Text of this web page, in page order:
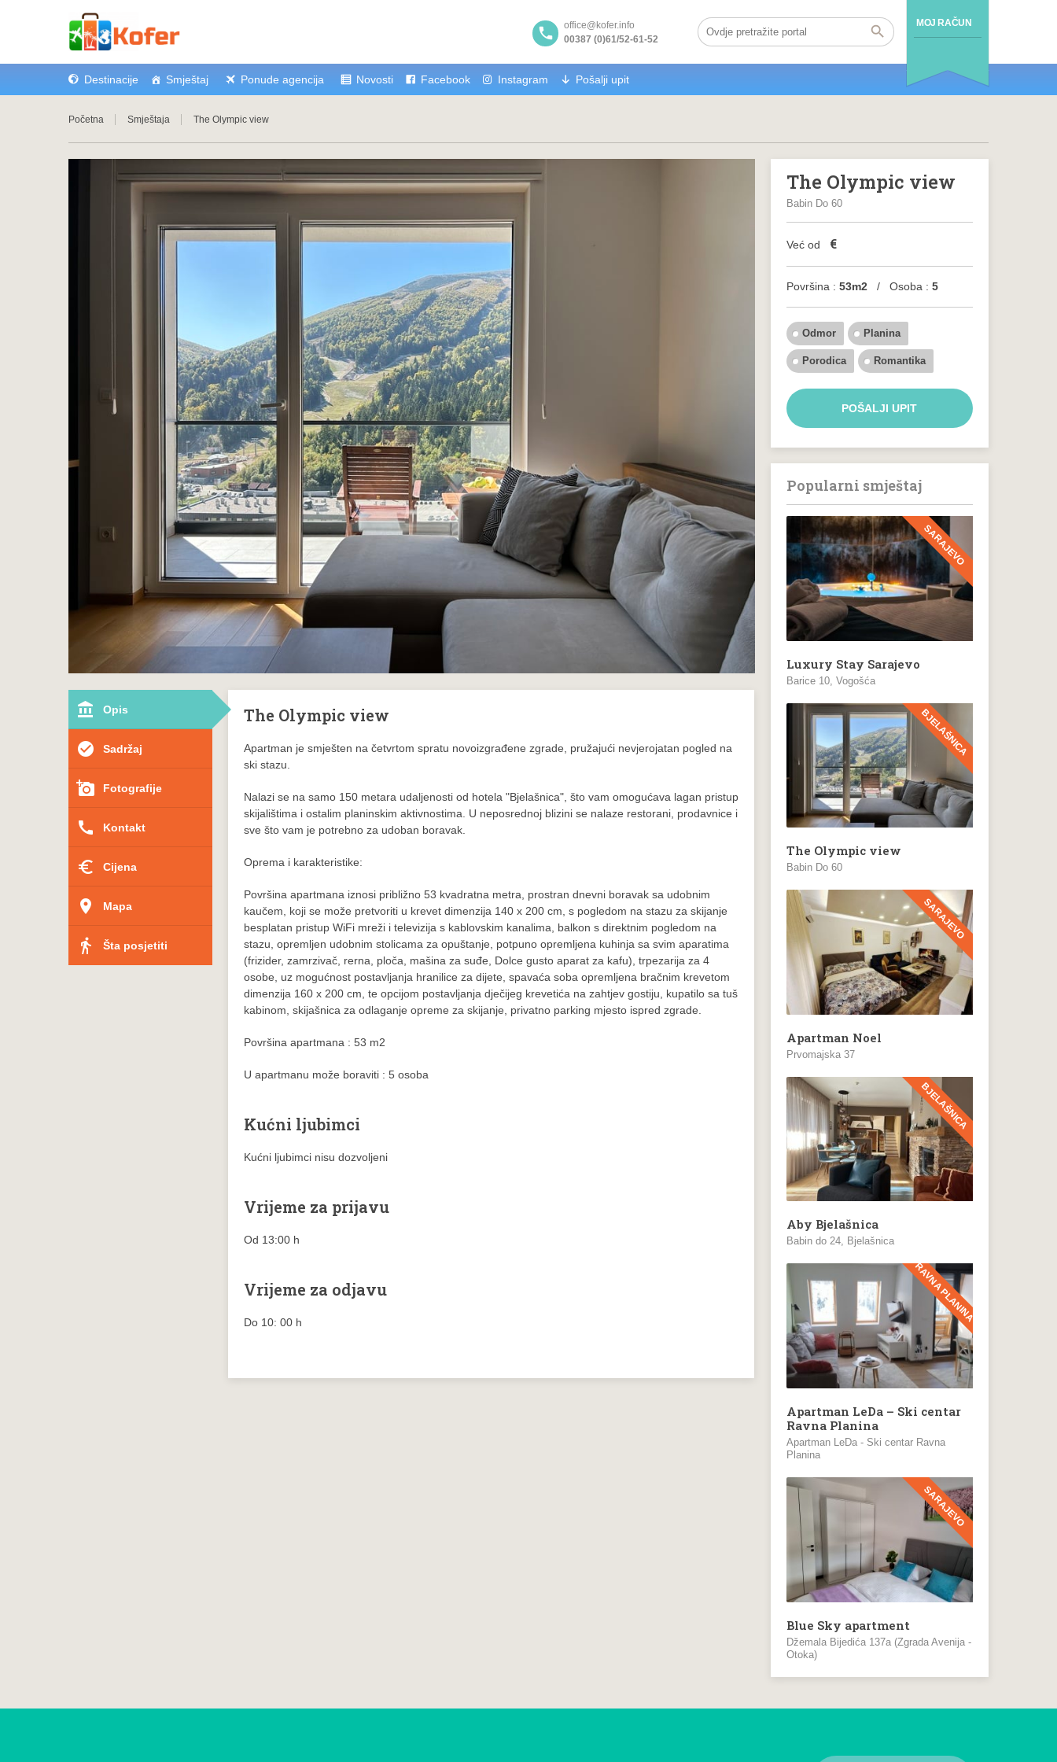
MOJ RAČUN
office@kofer.info
00387 (0)61/52-61-52
Destinacije Smještaj Ponude agencija Novosti Facebook Instagram Pošalji upit
Početna Smještaja The Olympic view
account_balance Opis
check_circle Sadržaj
add_a_photo Fotografije
call Kontakt
euro_symbol Cijena
place Mapa
directions_walk Šta posjetiti
The Olympic view
Apartman je smješten na četvrtom spratu novoizgrađene zgrade, pružajući nevjerojatan pogled na
ski stazu.
Nalazi se na samo 150 metara udaljenosti od hotela "Bjelašnica", što vam omogućava lagan pristup
skijalištima i ostalim planinskim aktivnostima. U neposrednoj blizini se nalaze restorani, prodavnice i
sve što vam je potrebno za udoban boravak.
Oprema i karakteristike:
Površina apartmana iznosi približno 53 kvadratna metra, prostran dnevni boravak sa udobnim
kaučem, koji se može pretvoriti u krevet dimenzija 140 x 200 cm, s pogledom na stazu za skijanje
besplatan pristup WiFi mreži i televizija s kablovskim kanalima, balkon s direktnim pogledom na
stazu, opremljen udobnim stolicama za opuštanje, potpuno opremljena kuhinja sa svim aparatima
(frizider, zamrzivač, rerna, ploča, mašina za suđe, Dolce gusto aparat za kafu), trpezarija za 4
osobe, uz mogućnost postavljanja hranilice za dijete, spavaća soba opremljena bračnim krevetom
dimenzija 160 x 200 cm, te opcijom postavljanja dječijeg krevetića na zahtjev gostiju, kupatilo sa tuš
kabinom, skijašnica za odlaganje opreme za skijanje, privatno parking mjesto ispred zgrade.
Površina apartmana : 53 m2
U apartmanu može boraviti : 5 osoba
Kućni ljubimci
Kućni ljubimci nisu dozvoljeni
Vrijeme za prijavu
Od 13:00 h
Vrijeme za odjavu
Do 10: 00 h
The Olympic view
Babin Do 60
Već od €
Površina : 53m2/ Osoba : 5
Odmor Planina
Porodica Romantika
POŠALJI UPIT
Popularni smještaj
SARAJEVO
Luxury Stay Sarajevo
Barice 10, Vogošća
BJELAŠNICA
The Olympic view
Babin Do 60
SARAJEVO
Apartman Noel
Prvomajska 37
BJELAŠNICA
Aby Bjelašnica
Babin do 24, Bjelašnica
RAVNA PLANINA
Apartman LeDa – Ski centar
Ravna Planina
Apartman LeDa - Ski centar Ravna
Planina
SARAJEVO
Blue Sky apartment
Džemala Bijedića 137a (Zgrada Avenija -
Otoka)